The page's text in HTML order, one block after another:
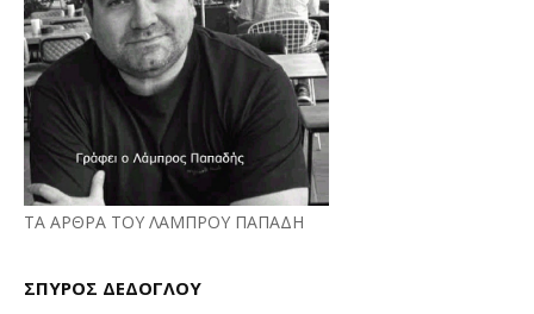
ΤΑ ΑΡΘΡΑ ΤΟΥ ΛΑΜΠΡΟΥ ΠΑΠΑΔΗ
ΣΠΥΡΟΣ ΔΕΔΟΓΛΟΥ